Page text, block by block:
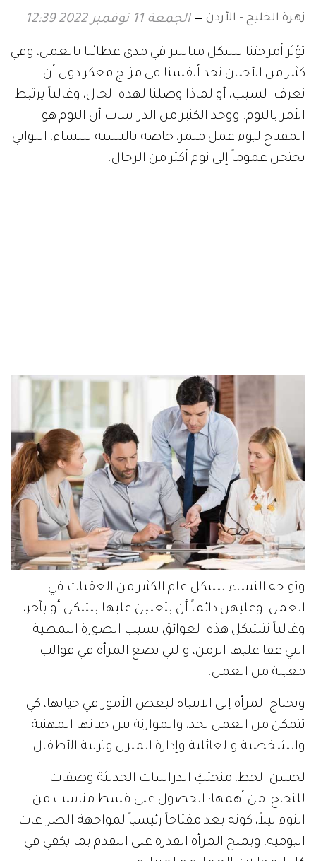
زهرة الخليج - الأردن الجمعة 11 نوفمبر 2022 12:39
تؤثر أمزجتنا بشكل مباشر في مدى عطائنا بالعمل، وفي
كثير من الأحيان نجد أنفسنا في مزاج معكر دون أن
نعرف السبب، أو لماذا وصلنا لهذه الحال، وغالباً يرتبط
الأمر بالنوم. ووجد الكثير من الدراسات أن النوم هو
المفتاح ليوم عمل مثمر، خاصة بالنسبة للنساء، اللواتي
يحتجن عموماً إلى نوم أكثر من الرجال.
وتواجه النساء بشكل عام الكثير من العقبات في
العمل، وعليهن دائماً أن يتغلبن عليها بشكل أو بآخر،
وغالباً تتشكل هذه العوائق بسبب الصورة النمطية
التي عفا عليها الزمن، والتي تضع المرأة في قوالب
معينة من العمل.
وتحتاج المرأة إلى الانتباه لبعض الأمور في حياتها، كي
تتمكن من العمل بجد، والموازنة بين حياتها المهنية
والشخصية والعائلية وإدارة المنزل وتربية الأطفال.
لحسن الحظ، منحتكِ الدراسات الحديثة وصفات
للنجاح، من أهمها: الحصول على قسط مناسب من
النوم ليلاً، كونه يعد مفتاحاً رئيسياً لمواجهة الصراعات
اليومية، ويمنح المرأة القدرة على التقدم بما يكفي في